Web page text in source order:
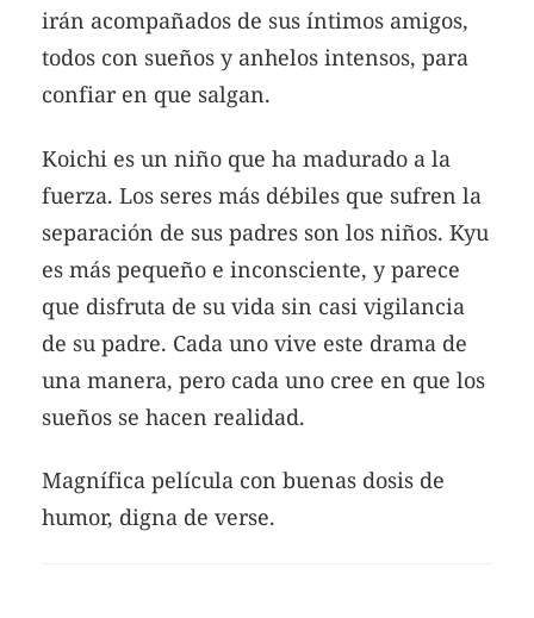
irán acompañados de sus íntimos amigos,
todos con sueños y anhelos intensos, para
confiar en que salgan.
Koichi es un niño que ha madurado a la
fuerza. Los seres más débiles que sufren la
separación de sus padres son los niños. Kyu
es más pequeño e inconsciente, y parece
que disfruta de su vida sin casi vigilancia
de su padre. Cada uno vive este drama de
una manera, pero cada uno cree en que los
sueños se hacen realidad.
Magnífica película con buenas dosis de
humor, digna de verse.